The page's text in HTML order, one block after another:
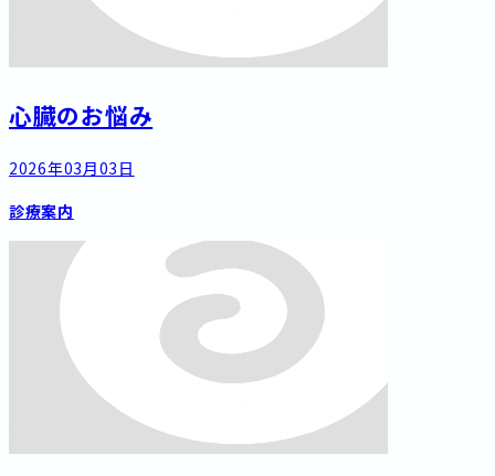
心臓のお悩み
2026年03月03日
診療案内